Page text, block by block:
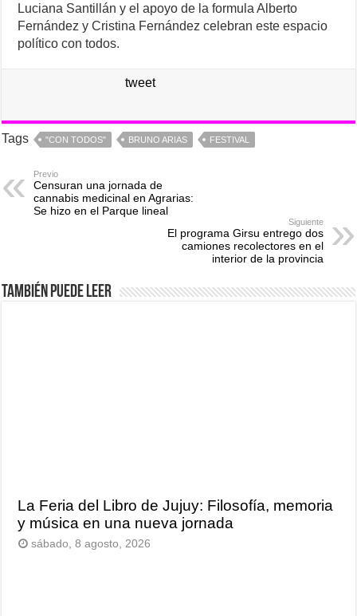
Luciana Santillán y el apoyo de la formula Alberto
Fernández y Cristina Fernández celebran este espacio
político con todos.
tweet
Tags "CON TODOS" BRUNO ARIAS FESTIVAL
Previo
Censuran una jornada de
cannabis medicinal en Agrarias:
Se hizo en el Parque lineal
Siguiente
El programa Girsu entrego dos
camiones recolectores en el
interior de la provincia
También puede leer
La Feria del Libro de Jujuy: Filosofía, memoria
y música en una nueva jornada
sábado, 8 agosto, 2026